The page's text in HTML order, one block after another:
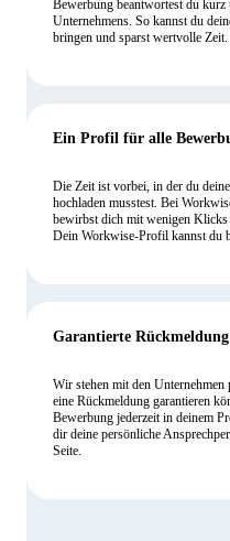
Bewerbung beantwortest du kurz
Unternehmens. So kannst du
bringen und sparst wertvolle Zeit.
Ein Profil für alle
Die Zeit ist vorbei, in der du
hochladen musstest. Bei
bewirbst dich mit wenigen Klicks
Dein Workwise-Profil kannst du
Garantierte Rückmeldung
Wir stehen mit den
eine Rückmeldung garantieren
Bewerbung jederzeit in deinem
dir deine persönliche
Seite.